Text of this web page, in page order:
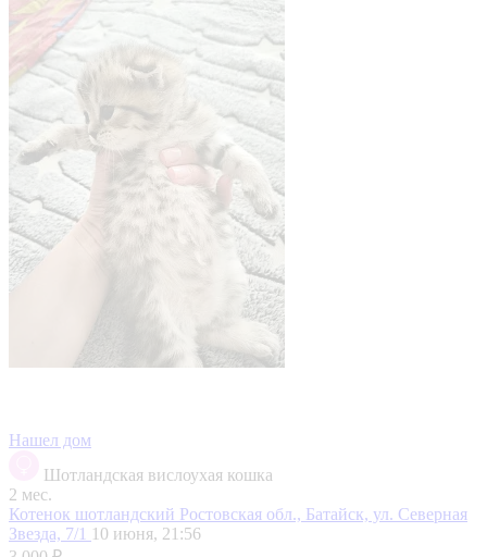
Нашел дом
Шотландская вислоухая кошка
2 мес.
Котенок шотландский Ростовская обл., Батайск, ул. Северная
Звезда, 7/1 10 июня, 21:56